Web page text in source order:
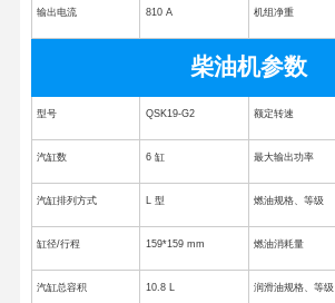
输出电流 810 A 机组净重
柴油机参数
型号 QSK19-G2 额定转速
汽缸数 6 缸 最大输出功率
汽缸排列方式 L 型 燃油规格、等级
缸径/行程 159*159 mm 燃油消耗量
汽缸总容积 10.8 L 润滑油规格、等级